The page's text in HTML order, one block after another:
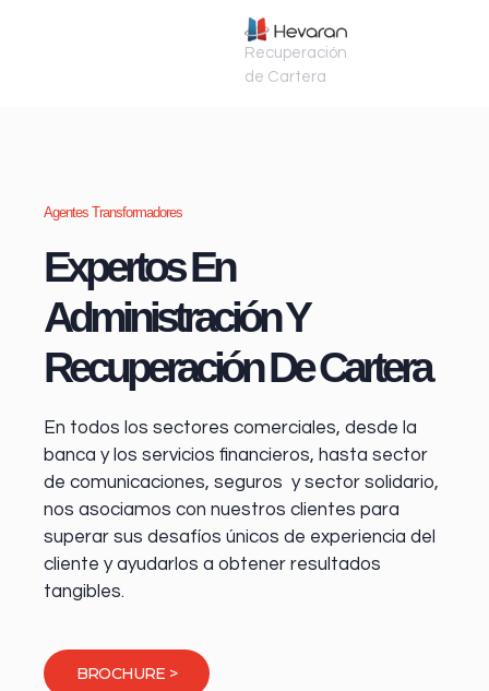
Recuperación
de Cartera
Agentes Transformadores
Expertos En
Administración Y
Recuperación De Cartera
En todos los sectores comerciales, desde la
banca y los servicios financieros, hasta sector
de comunicaciones, seguros y sector solidario,
nos asociamos con nuestros clientes para
superar sus desafíos únicos de experiencia del
cliente y ayudarlos a obtener resultados
tangibles.
BROCHURE >